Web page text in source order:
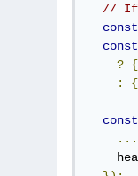
const
fetch
});
// If
const
const
? {
:
{
const
...